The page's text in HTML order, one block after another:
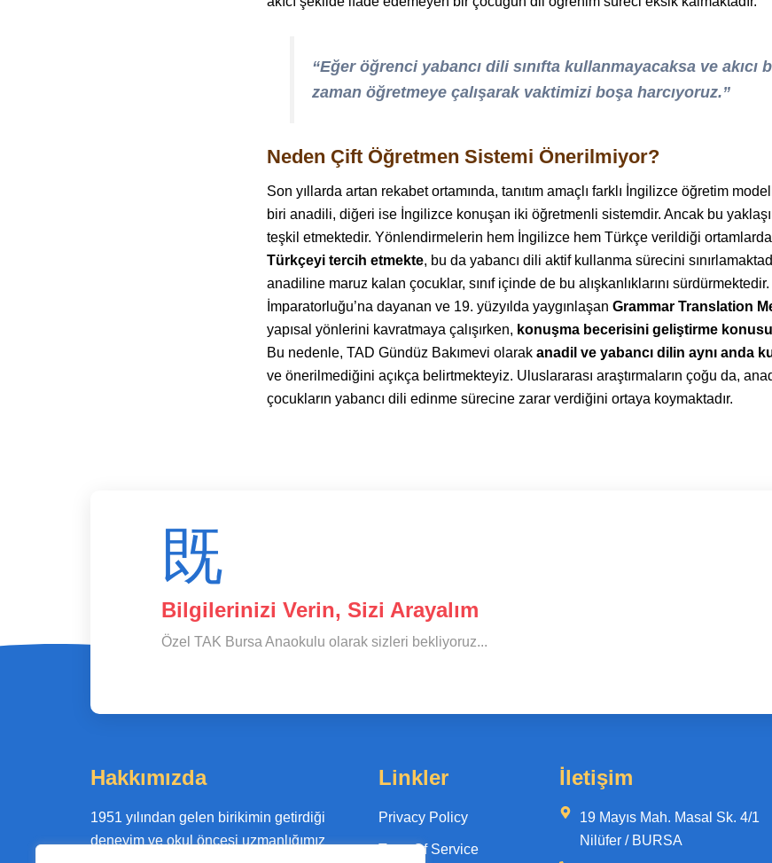
“Eğer öğrenci yabancı dili sınıfta kullanmayacaksa ve
zaman öğretmeye çalışarak vaktimizi boşa harcıyoruz.”
Neden Çift Öğretmen Sistemi Önerilmiyor?
Son yıllarda artan rekabet ortamında, tanıtım amaçlı farklı İngilizce öğretim
biri anadili, diğeri ise İngilizce konuşan iki öğretmenli sistemdir. Ancak bu
teşkil etmektedir. Yönlendirmelerin hem İngilizce hem Türkçe verildiği
Türkçeyi tercih etmekte, bu da yabancı dili aktif kullanma sürecini
anadiline maruz kalan çocuklar, sınıf içinde de bu alışkanlıklarını
İmparatorluğu’na dayanan ve 19. yüzyılda yaygınlaşan Grammar Translation
yapısal yönlerini kavratmaya çalışırken, konuşma becerisini geliştirme
Bu nedenle, TAD Gündüz Bakımevi olarak anadil ve yabancı dilin aynı anda
ve önerilmediğini açıkça belirtmekteyiz. Uluslararası araştırmaların çoğu da,
çocukların yabancı dili edinme sürecine zarar verdiğini ortaya koymaktadır.
Bilgilerinizi Verin, Sizi Arayalım
Özel TAK Bursa Anaokulu olarak sizleri bekliyoruz...
Hakkımızda
1951 yılından gelen birikimin getirdiği
deneyim ve okul öncesi uzmanlığımız
Linkler
Privacy Policy
Term Of Service
İletişim
19 Mayıs Mah. Masal Sk. 4/1
Nilüfer / BURSA